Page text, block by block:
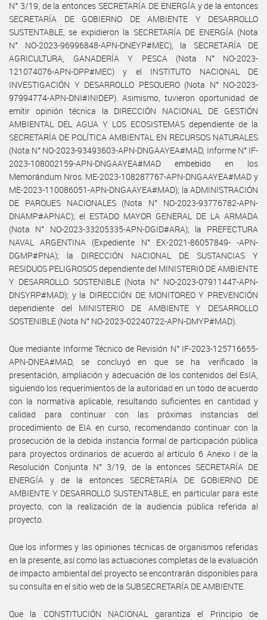
N° 3/19, de la entonces SECRETARÍA DE ENERGÍA y de la entonces
SECRETARÍA DE GOBIERNO DE AMBIENTE Y DESARROLLO
SUSTENTABLE, se expidieron la SECRETARÍA DE ENERGÍA (Nota
N° NO-2023-96996848-APN-DNEYP#MEC), la SECRETARÍA DE
AGRICULTURA, GANADERÍA Y PESCA (Nota N° NO-2023-
121074076-APN-DPP#MEC) y el INSTITUTO NACIONAL DE
INVESTIGACIÓN Y DESARROLLO PESQUERO (Nota N° NO-2023-
97994774-APN-DNI#INIDEP). Asimismo, tuvieron oportunidad de
emitir opinión técnica la DIRECCIÓN NACIONAL DE GESTIÓN
AMBIENTAL DEL AGUA Y LOS ECOSISTEMAS dependiente de la
SECRETARÍA DE POLÍTICA AMBIENTAL EN RECURSOS NATURALES
(Nota N° NO-2023-93493603-APN-DNGAAYEA#MAD, Informe N° IF-
2023-108002159-APN-DNGAAYEA#MAD embebido en los
Memorándum Nros. ME-2023-108287767-APN-DNGAAYEA#MAD y
ME-2023-110086051-APN-DNGAAYEA#MAD); la ADMINISTRACIÓN
DE PARQUES NACIONALES (Nota N° NO-2023-93776782-APN-
DNAMP#APNAC); el ESTADO MAYOR GENERAL DE LA ARMADA
(Nota N° NO-2023-33205335-APN-DGID#ARA); la PREFECTURA
NAVAL ARGENTINA (Expediente N° EX-2021-86057849- -APN-
DGMP#PNA); la DIRECCIÓN NACIONAL DE SUSTANCIAS Y
RESIDUOS PELIGROSOS dependiente del MINISTERIO DE AMBIENTE
Y DESARROLLO SOSTENIBLE (Nota N° NO-2023-07911447-APN-
DNSYRP#MAD); y la DIRECCIÓN DE MONITOREO Y PREVENCIÓN
dependiente del MINISTERIO DE AMBIENTE Y DESARROLLO
SOSTENIBLE (Nota N° NO-2023-02240722-APN-DMYP#MAD).
Que mediante Informe Técnico de Revisión N° IF-2023-125716655-
APN-DNEA#MAD, se concluyó en que se ha verificado la
presentación, ampliación y adecuación de los contenidos del EsIA,
siguiendo los requerimientos de la autoridad en un todo de acuerdo
con la normativa aplicable, resultando suficientes en cantidad y
calidad para continuar con las próximas instancias del
procedimiento de EIA en curso, recomendando continuar con la
prosecución de la debida instancia formal de participación pública
para proyectos ordinarios de acuerdo al artículo 6 Anexo I de la
Resolución Conjunta N° 3/19, de la entonces SECRETARÍA DE
ENERGÍA y de la entonces SECRETARÍA DE GOBIERNO DE
AMBIENTE Y DESARROLLO SUSTENTABLE, en particular para este
proyecto, con la realización de la audiencia pública referida al
proyecto.
Que los informes y las opiniones técnicas de organismos referidas
en la presente, así como las actuaciones completas de la evaluación
de impacto ambiental del proyecto se encontrarán disponibles para
su consulta en el sitio web de la SUBSECRETARÍA DE AMBIENTE.
Que la CONSTITUCIÓN NACIONAL garantiza el Principio de